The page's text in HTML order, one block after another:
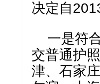
决定自
一是符
交普通护
津、石家